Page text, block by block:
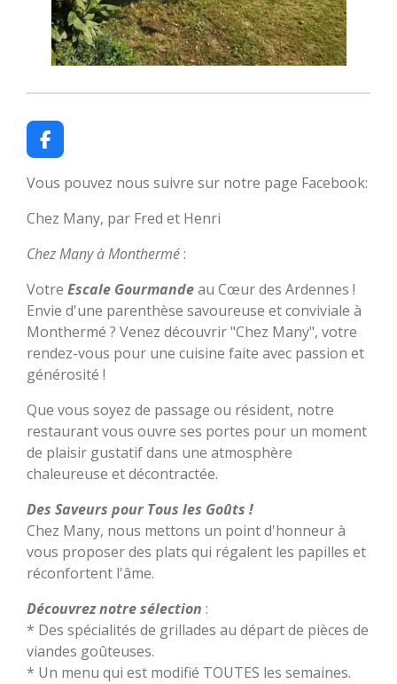
F
a
c
b
o
k
Vous pouvez nous suivre sur notre page Facebook:
Chez Many, par Fred et Henri
Chez Many à Monthermé:
Votre Escale Gourmandeau Cœur des Ardennes !
Envie d'une parenthèse savoureuse et conviviale à
Monthermé ? Venez découvrir "Chez Many", votre
rendez-vous pour une cuisine faite avec passion et
générosité !
Que vous soyez de passage ou résident, notre
restaurant vous ouvre ses portes pour un moment
de plaisir gustatif dans une atmosphère
chaleureuse et décontractée.
Des Saveurs pour Tous les Goûts !
Chez Many, nous mettons un point d'honneur à
vous proposer des plats qui régalent les papilles et
réconfortent l'âme.
Découvrez notre sélection :
* Des spécialités de grillades au départ de pièces de
viandes goûteuses.
* Un menu qui est modifié TOUTES les semaines.